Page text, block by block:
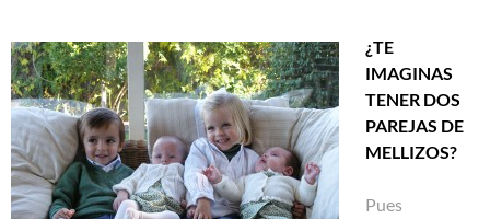
¿TE
IMAGINAS
TENER DOS
PAREJAS DE
MELLIZOS?
Pues